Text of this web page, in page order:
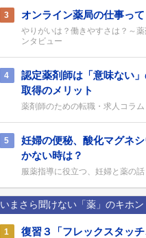
3 オンライン薬局の仕事って
やりがいは？働きやすさは？～
ンタビュー
4
認定薬剤師は「意味ない
取得のメリット
薬剤師のための転職・求人コラム
5
妊婦の便秘、酸化マグネ
かない時は？
服薬指導に役立つ、妊婦と薬の話
いまさら聞けない「薬」のキホ
1
復習３「フレックスタッ